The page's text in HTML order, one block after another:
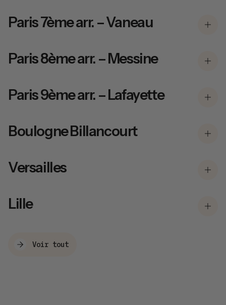
Paris 7ème arr. – Vaneau
Paris 8ème arr. – Messine
Paris 9ème arr. – Lafayette
Boulogne Billancourt
Versailles
Lille
Voir tout